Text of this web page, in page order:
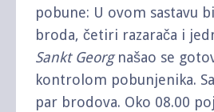
pobune: U ovom sastavu
broda, četiri razarača i
Sankt Georgnašao se
kontrolom pobunjenika.
par brodova. Oko 08.00